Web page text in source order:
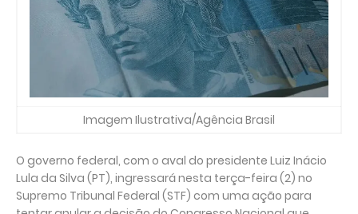
Imagem Ilustrativa/Agência Brasil
O governo federal, com o aval do presidente Luiz Inácio
Lula da Silva (PT), ingressará nesta terça-feira (2) no
Supremo Tribunal Federal (STF) com uma ação para